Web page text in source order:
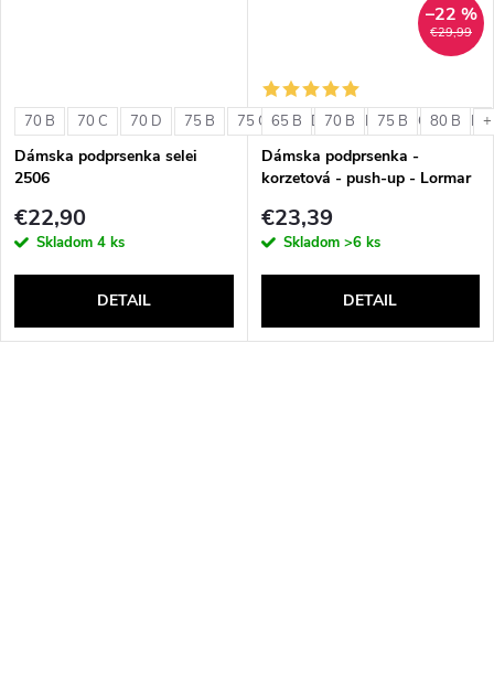
70 B 70 C 70 D 75 B 75 C 75 D 80 B 80 C 80 D
Dámska podprsenka selei
2506
€22,90
Skladom 4 ks
DETAIL
€29,99
–22 %
65 B 70 B 75 B 80 B
Dámska podprsenka -
korzetová - push-up - Lormar
€23,39
Skladom >6 ks
DETAIL